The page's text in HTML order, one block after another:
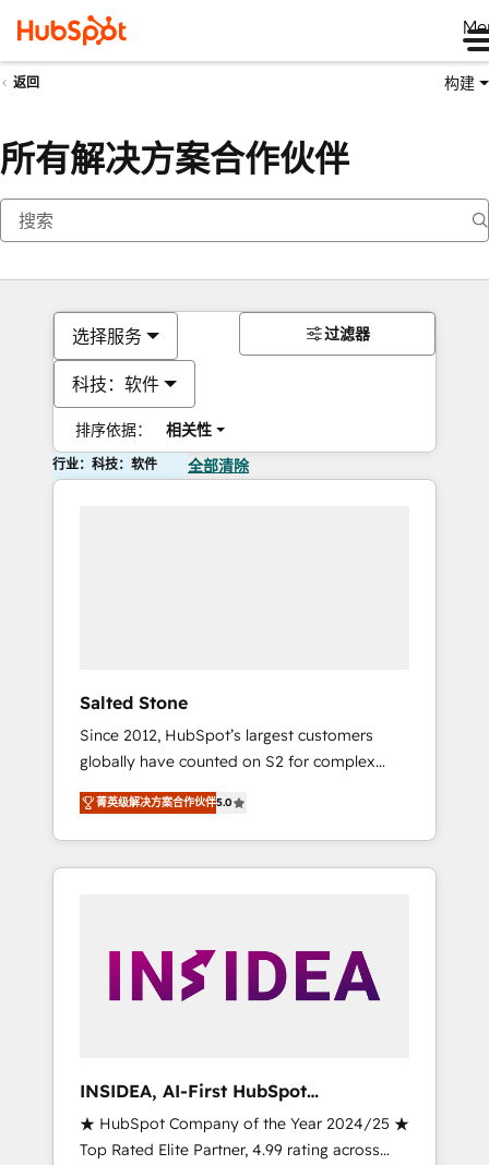
返回 构建
所有解决方案合作伙伴
选择服务
科技：软件
排序依据： 相关性
过滤器
行业：科技：软件 全部清除
Salted Stone
Since 2012, HubSpot’s largest customers
globally have counted on S2 for complex
migrations, change management, systems
integration, and creative solutions that
deliver measurable impact and transform
brand experiences As one of the few full-
globally regionalized HubSpot websites,
integrated marketing campaigns, & RevOps
adoption with change-management
programs, and align marketing, sales, and
service to drive sustainable growth With 6
菁英级解决方案合作伙伴5.0
INSIDEA, AI-First HubSpot
Onboarding & RevOps
★ HubSpot Company of the Year 2024/25 ★
Top Rated Elite Partner, 4.99 rating across